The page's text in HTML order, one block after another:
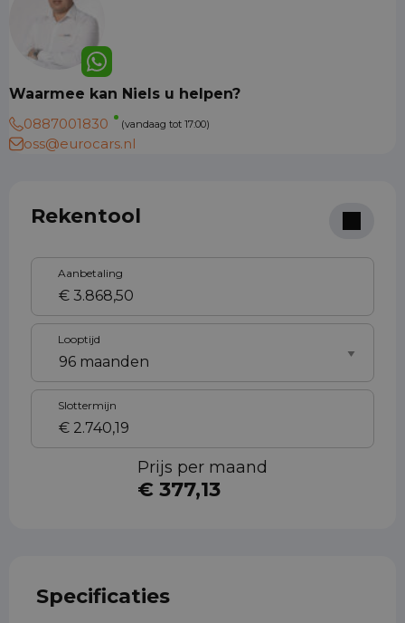
Waarmee kan Niels u helpen?
0887001830
(vandaag tot 17:00)
oss@eurocars.nl
Rekentool
Aanbetaling
Looptijd
Slottermijn
Prijs per maand
€ 377,13
Specificaties